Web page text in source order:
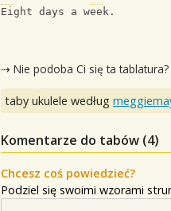
Eight days a week.
⇢ Nie podoba Ci się ta tablatura?
taby ukulele według
Komentarze do tabów (4)
Chcesz coś powiedzieć?
Podziel się swoimi wzorami